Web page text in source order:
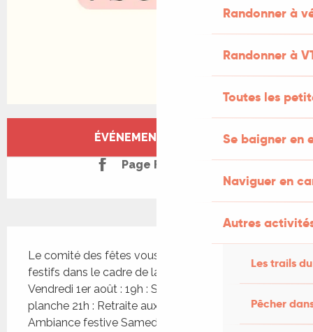
Randonner à
Randonner à
Toutes les
Se baigner en
Naviguer en
Autres
Les trails
Pêcher
Ouverture et coordonnées
ÉVÉNEMENT TERMINÉ
Page Facebook
Le comité des fêtes vous convie à trois jours
festifs dans le cadre de la fête votive du village.
Vendredi 1er août : 19h : Soirée TAPAS 10€ la
planche 21h : Retraite aux flambeaux 23h :
Ambiance festive Samedi 2 août : 14H : Slack Line